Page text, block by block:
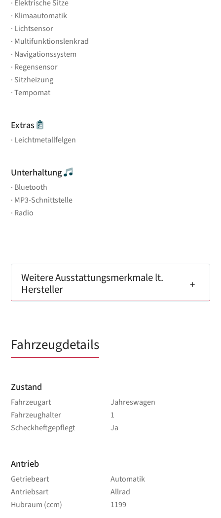
Elektrische Sitze
Klimaautomatik
Lichtsensor
Multifunktionslenkrad
Navigationssystem
Regensensor
Sitzheizung
Tempomat
Extras
Leichtmetallfelgen
Unterhaltung
Bluetooth
MP3-Schnittstelle
Radio
Weitere Ausstattungsmerkmale lt.
Hersteller
Fahrzeugdetails
Zustand
Fahrzeugart
Jahreswagen
Fahrzeughalter
1
Scheckheftgepflegt
Ja
Antrieb
Getriebeart
Automatik
Antriebsart
Allrad
Hubraum (ccm)
1199